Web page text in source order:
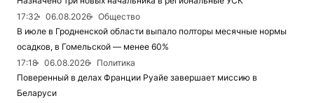
17:32
06.08.2026
Общество
В июле в Гродненской области выпало полторы месячные нормы
осадков, в Гомельской — менее 60%
17:18
06.08.2026
Политика
Поверенный в делах Франции Руайе завершает миссию в
Беларуси